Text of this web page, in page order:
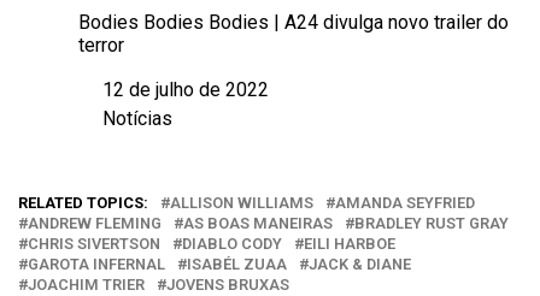
Bodies Bodies Bodies | A24 divulga novo trailer do
terror
Data12 de julho de 2022
Em relação a
Notícias
RELATED TOPICS: ALLISON WILLIAMS
AMANDA SEYFRIED
ANDREW FLEMING
AS BOAS MANEIRAS
BRADLEY RUST GRAY
CHRIS SIVERTSON
DIABLO CODY
EILI HARBOE
GAROTA INFERNAL
ISABÉL ZUAA
JACK & DIANE
JOACHIM TRIER
JOVENS BRUXAS